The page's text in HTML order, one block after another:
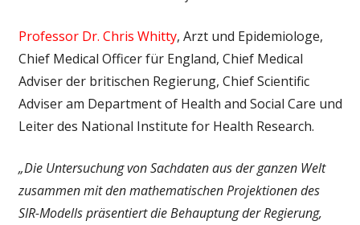
Professor Dr. Chris Whitty, Arzt und Epidemiologe,
Chief Medical Officer für England, Chief Medical
Adviser der britischen Regierung, Chief Scientific
Adviser am Department of Health and Social Care und
Leiter des National Institute for Health Research.
„Die Untersuchung von Sachdaten aus der ganzen Welt
zusammen mit den mathematischen Projektionen des
SIR-Modells präsentiert die Behauptung der Regierung,